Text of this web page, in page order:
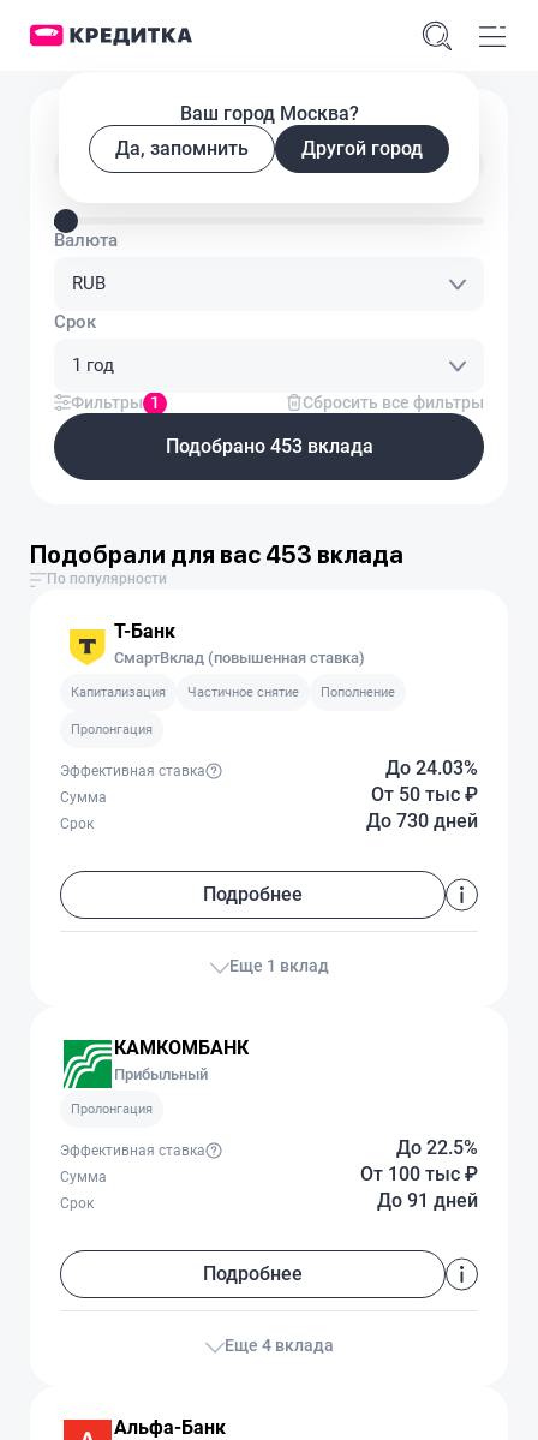
Ваш город Москва?
Да, запомнить
Другой город
Подобрать вклад
Введите сумму вклада
Валюта
RUB
Срок
1 год
Фильтры 1 Сбросить все фильтры
Подобрано 453 вклада
Подобрали для вас 453 вклада
По популярности
Т-Банк
СмартВклад (повышенная ставка)
Капитализация Частичное снятие Пополнение
Пролонгация
До 24.03%
Эффективная ставка
От 50 тыс ₽
Сумма
До 730 дней
Срок
Подробнее
Еще 1 вклад
КАМКОМБАНК
Прибыльный
Пролонгация
До 22.5%
Эффективная ставка
От 100 тыс ₽
Сумма
До 91 дней
Срок
Подробнее
Еще 4 вклада
Альфа-Банк